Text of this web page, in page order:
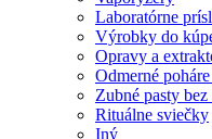
Laboratórne
Výrobky do
Opravy a
Odmerné
Zubné pasty
Rituálne sviečky
Iný